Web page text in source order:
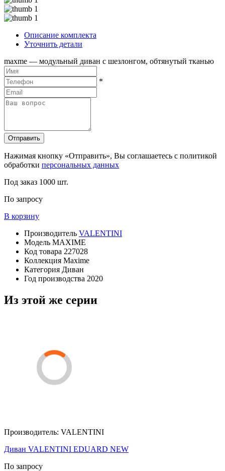
Описание комплекта
Уточнить детали
maxme — модульный диван с шезлонгом, обтянутый тканью
*
Отправить
Нажимая кнопку «Отправить», Вы соглашаетесь с политикой
обработки персональных данных
Под заказ 1000 шт.
По запросу
В корзину
Производитель VALENTINI
Модель MAXIME
Код товара 227028
Коллекция Maxime
Категория Диван
Год производства 2020
Из этой же серии
Производитель: VALENTINI
Диван VALENTINI EDUARD NEW
По запросу